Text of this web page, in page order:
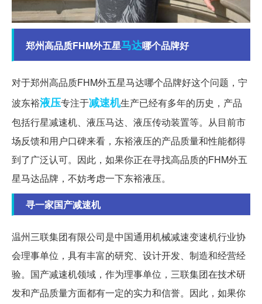
郑州高品质FHM外五星马达哪个品牌好
对于郑州高品质FHM外五星马达哪个品牌好这个问题，宁
波东裕液压专注于减速机生产已经有多年的历史，产品
包括行星减速机、液压马达、液压传动装置等。从目前市
场反馈和用户口碑来看，东裕液压的产品质量和性能都得
到了广泛认可。因此，如果你正在寻找高品质的FHM外五
星马达品牌，不妨考虑一下东裕液压。
寻一家国产减速机
温州三联集团有限公司是中国通用机械减速变速机行业协
会理事单位，具有丰富的研究、设计开发、制造和经营经
验。国产减速机领域，作为理事单位，三联集团在技术研
发和产品质量方面都有一定的实力和信誉。因此，如果你